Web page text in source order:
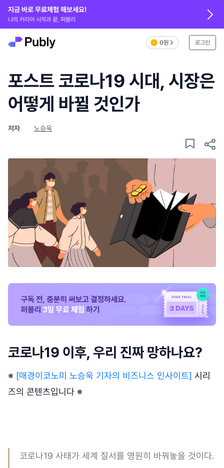
지금 바로 무료체험 해보세요!
나의 커리어 시작과 끝, 퍼블리
0원 로그인
포스트 코로나19 시대, 시장은
어떻게 바뀔 것인가
저자 노승욱
코로나19 이후, 우리 진짜 망하나요?
※ [매경이코노미 노승욱 기자의 비즈니스 인사이트] 시리
즈의 콘텐츠입니다 ※
코로나19 사태가 세계 질서를 영원히 바꿔놓을 것이다.